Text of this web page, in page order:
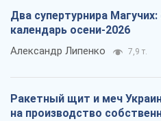
Два супертурнира Магучих:
календарь осени-2026
Александр Липенко 7,9 т.
Ракетный щит и меч
на производство